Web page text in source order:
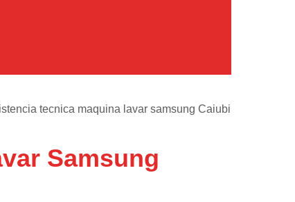
Portatil
Portatil Philco
tecnica maquina lavar samsung Caiubi
Samsung